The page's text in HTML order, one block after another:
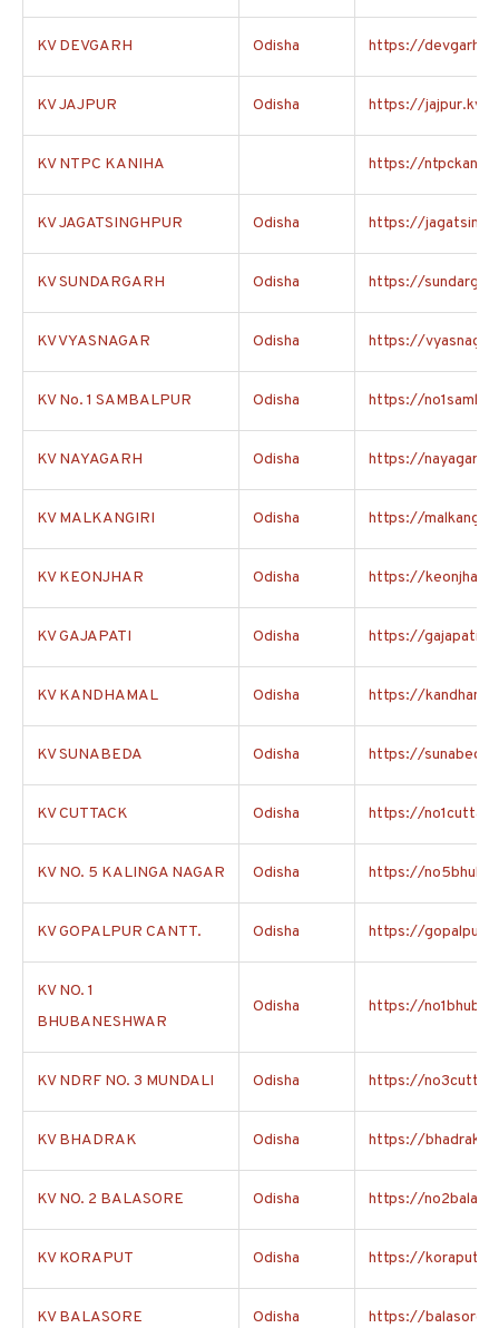
KV DEVGARH Odisha https://
KV JAJPUR Odisha https://
KV NTPC KANIHA https://
KV JAGATSINGHPUR Odisha https://
KV SUNDARGARH Odisha https://
KV VYASNAGAR Odisha https://
KV No. 1 SAMBALPUR Odisha https://
KV NAYAGARH Odisha https://
KV MALKANGIRI Odisha https://
KV KEONJHAR Odisha https://
KV GAJAPATI Odisha https://
KV KANDHAMAL Odisha https://
KV SUNABEDA Odisha https://
KV CUTTACK Odisha https://
KV NO. 5 KALINGA NAGAR Odisha https://
KV GOPALPUR CANTT. Odisha https://
KV NO. 1
BHUBANESHWAR
Odisha https://
KV NDRF NO. 3 MUNDALI Odisha https://
KV BHADRAK Odisha https://
KV NO. 2 BALASORE Odisha https://
KV KORAPUT Odisha https://
KV BALASORE Odisha https://